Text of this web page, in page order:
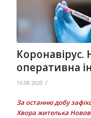
Коронавірус.
оперативна
16.08.2020 /
За останню добу
Хвора жителька